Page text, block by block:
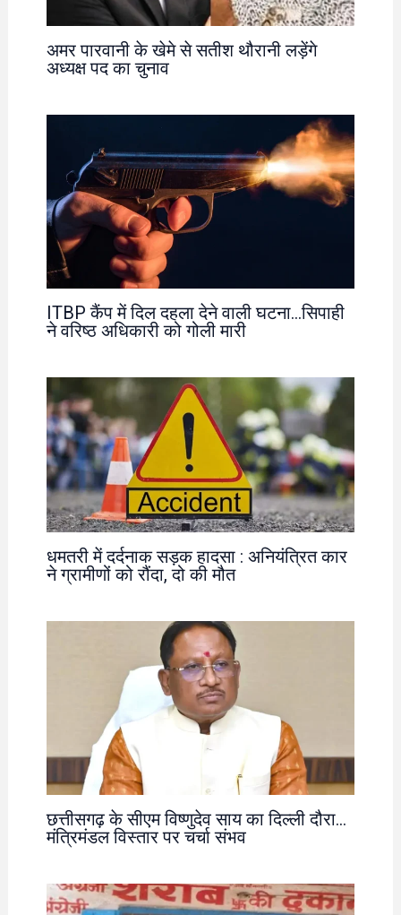
अमर पारवानी के खेमे से सतीश थौरानी लड़ेंगे
अध्यक्ष पद का चुनाव
ITBP कैंप में दिल दहला देने वाली घटना…सिपाही
ने वरिष्ठ अधिकारी को गोली मारी
धमतरी में दर्दनाक सड़क हादसा : अनियंत्रित कार
ने ग्रामीणों को रौंदा, दो की मौत
छत्तीसगढ़ के सीएम विष्णुदेव साय का दिल्ली दौरा…
मंत्रिमंडल विस्तार पर चर्चा संभव